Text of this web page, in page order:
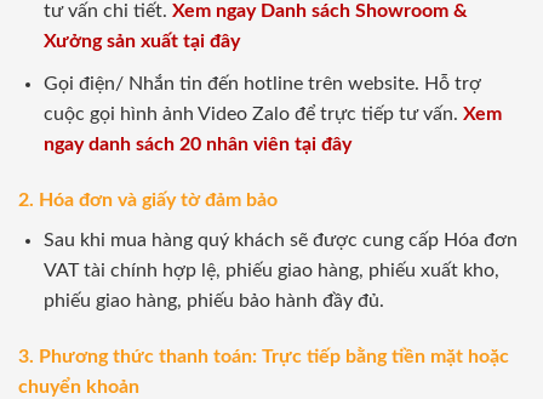
tư vấn chi tiết. Xem ngay Danh sách Showroom &
Xưởng sản xuất tại đây
Gọi điện/ Nhắn tin đến hotline trên website. Hỗ trợ
cuộc gọi hình ảnh Video Zalo để trực tiếp tư vấn. Xem
ngay danh sách 20 nhân viên tại đây
2. Hóa đơn và giấy tờ đảm bảo
Sau khi mua hàng quý khách sẽ được cung cấp Hóa đơn
VAT tài chính hợp lệ, phiếu giao hàng, phiếu xuất kho,
phiếu giao hàng, phiếu bảo hành đầy đủ.
3. Phương thức thanh toán: Trực tiếp bằng tiền mặt hoặc
chuyển khoản